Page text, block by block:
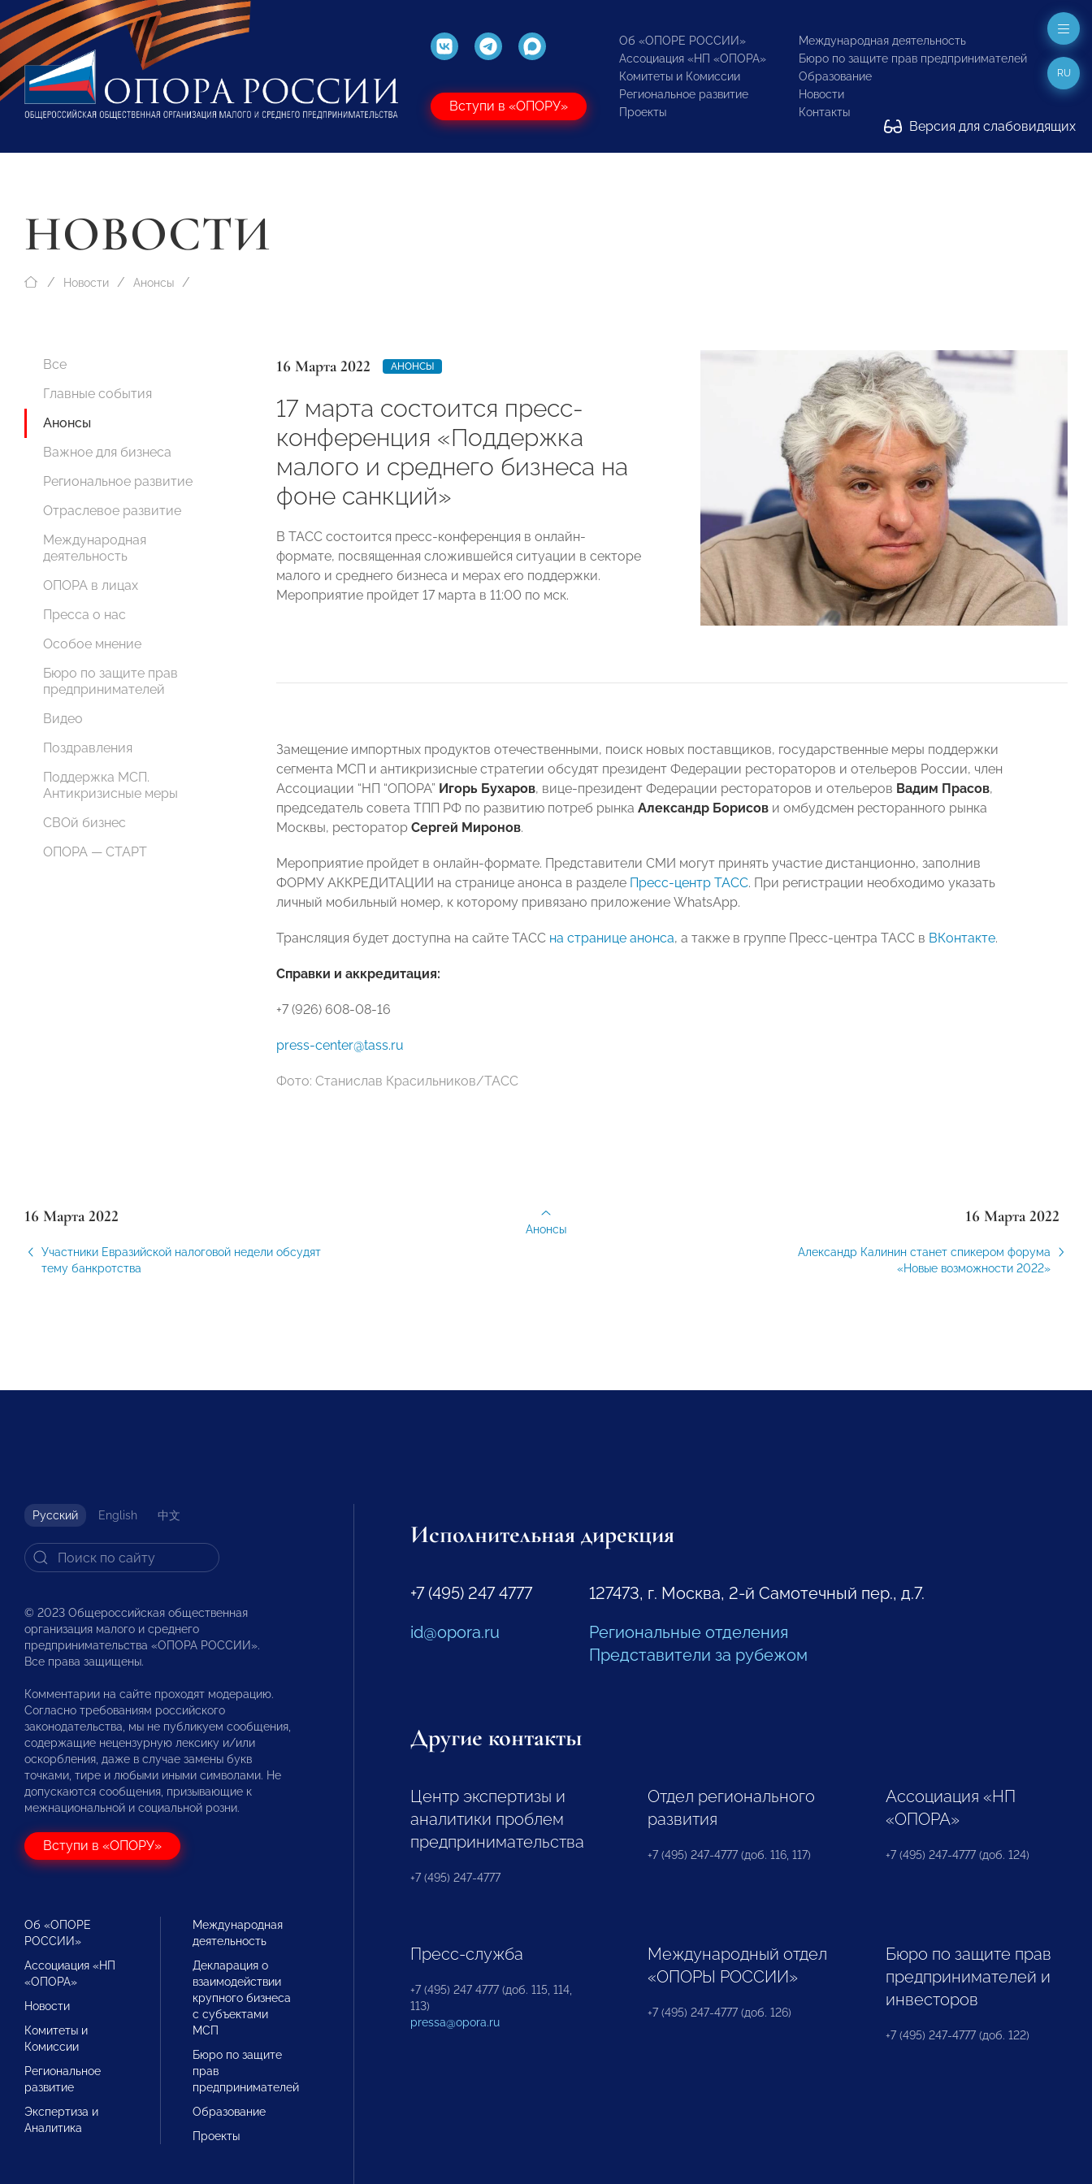
Вступи в «ОПОРУ»
Об «ОПОРЕ РОССИИ»
Ассоциация «НП «ОПОРА»
Комитеты и Комиссии
Региональное развитие
Проекты
Международная деятельность
Бюро по защите прав предпринимателей
Образование
Новости
Контакты
Версия для слабовидящих
RU
НОВОСТИ
Новости Анонсы
Все
Главные события
Анонсы
Важное для бизнеса
Региональное развитие
Отраслевое развитие
Международная
деятельность
ОПОРА в лицах
Пресса о нас
Особое мнение
Бюро по защите прав
предпринимателей
Видео
Поздравления
Поддержка МСП.
Антикризисные меры
СВОй бизнес
ОПОРА — СТАРТ
16 Марта 2022 АНОНСЫ
17 марта состоится пресс-
конференция «Поддержка
малого и среднего бизнеса на
фоне санкций»
В ТАСС состоится пресс-конференция в онлайн-
формате, посвященная сложившейся ситуации в секторе
малого и среднего бизнеса и мерах его поддержки.
Мероприятие пройдет 17 марта в 11:00 по мск.
Замещение импортных продуктов отечественными, поиск новых поставщиков, государственные меры поддержки
сегмента МСП и антикризисные стратегии обсудят президент Федерации рестораторов и отельеров России, член
Ассоциации “НП “ОПОРА” Игорь Бухаров, вице-президент Федерации рестораторов и отельеров Вадим Прасов,
председатель совета ТПП РФ по развитию потреб рынка Александр Борисов и омбудсмен ресторанного рынка
Москвы, ресторатор Сергей Миронов.
Мероприятие пройдет в онлайн-формате. Представители СМИ могут принять участие дистанционно, заполнив
ФОРМУ АККРЕДИТАЦИИ на странице анонса в разделе Пресс-центр ТАСС. При регистрации необходимо указать
личный мобильный номер, к которому привязано приложение WhatsApp.
Трансляция будет доступна на сайте ТАСС на странице анонса, а также в группе Пресс-центра ТАСС в ВКонтакте.
Справки и аккредитация:
+7 (926) 608-08-16
press-center@tass.ru
Фото: Станислав Красильников/ТАСС
16 Марта 2022
Участники Евразийской налоговой недели обсудят
тему банкротства
16 Марта 2022
Александр Калинин станет спикером форума
«Новые возможности 2022»
Анонсы
Русский English 中文
© 2023 Общероссийская общественная
организация малого и среднего
предпринимательства «ОПОРА РОССИИ».
Все права защищены.
Комментарии на сайте проходят модерацию.
Согласно требованиям российского
законодательства, мы не публикуем сообщения,
содержащие нецензурную лексику и/или
оскорбления, даже в случае замены букв
точками, тире и любыми иными символами. Не
допускаются сообщения, призывающие к
межнациональной и социальной розни.
Вступи в «ОПОРУ»
Об «ОПОРЕ
РОССИИ»
Ассоциация «НП
«ОПОРА»
Новости
Комитеты и
Комиссии
Региональное
развитие
Экспертиза и
Аналитика
Международная
деятельность
Декларация о
взаимодействии
крупного бизнеса
с субъектами
МСП
Бюро по защите
прав
предпринимателей
Образование
Проекты
Исполнительная дирекция
+7 (495) 247 4777
id@opora.ru
127473, г. Москва, 2-й Самотечный пер., д.7.
Региональные отделения
Представители за рубежом
Другие контакты
Центр экспертизы и
аналитики проблем
предпринимательства
+7 (495) 247-4777
Отдел регионального
развития
+7 (495) 247-4777 (доб. 116, 117)
Ассоциация «НП
«ОПОРА»
+7 (495) 247-4777 (доб. 124)
Пресс-служба
+7 (495) 247 4777 (доб. 115, 114,
113)
pressa@opora.ru
Международный отдел
«ОПОРЫ РОССИИ»
+7 (495) 247-4777 (доб. 126)
Бюро по защите прав
предпринимателей и
инвесторов
+7 (495) 247-4777 (доб. 122)